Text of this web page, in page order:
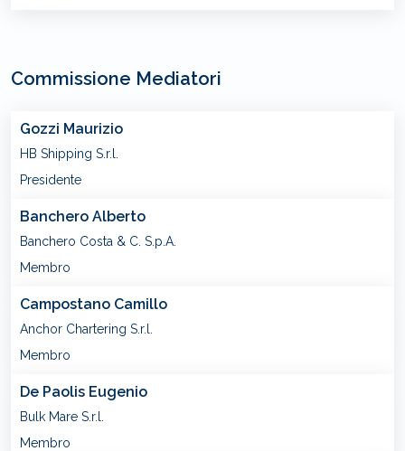
Commissione Mediatori
Gozzi Maurizio
HB Shipping S.r.l.
Presidente
Banchero Alberto
Banchero Costa & C. S.p.A.
Membro
Campostano Camillo
Anchor Chartering S.r.l.
Membro
De Paolis Eugenio
Bulk Mare S.r.l.
Membro